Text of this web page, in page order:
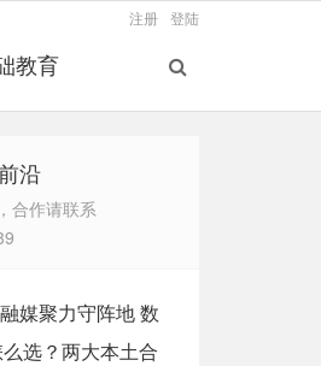
登陆
注册
教育
沿
合作请联系
媒聚力守阵地 数
选？两大本土合